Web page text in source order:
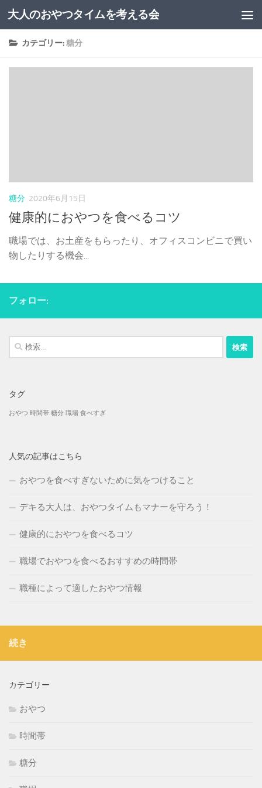
コンテンツへスキップ
大人のおやつタイムを考える会
カテゴリー:糖分
糖分 2020年6月15日
健康的におやつを食べるコツ
職場では、お土産をもらったり、オフィスコンビニで買い
物したりする機会...
フォロー:
検
索:
タグ
おやつ 時間帯 糖分 職場 食べすぎ
人気の記事はこちら
おやつを食べすぎないために気をつけること
デキる大人は、おやつタイムもマナーを守ろう！
健康的におやつを食べるコツ
職場でおやつを食べるおすすめの時間帯
職種によって適したおやつ情報
続き
カテゴリー
おやつ
時間帯
糖分